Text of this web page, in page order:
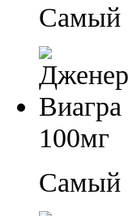
Самый
100мг
Самый